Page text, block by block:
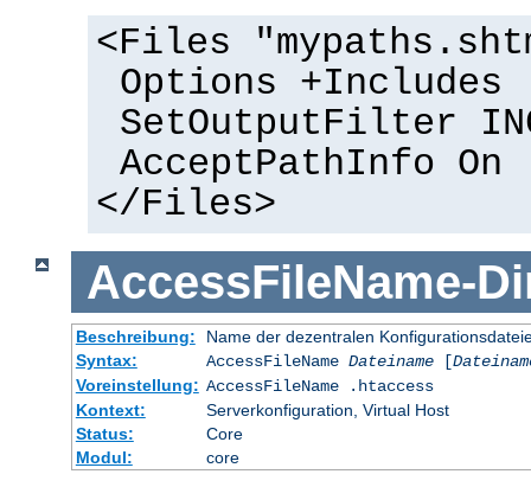
<Files
Options +Includes
SetOutputFilter
AcceptPathInfo On
</Files>
AccessFileName-
Beschreibung:
Name der dezentralen
Syntax:
AccessFileName Dateiname[
Voreinstellung: AccessFileName .htaccess
Kontext:
Serverkonfiguration, Virtual Host
Status:
Core
Modul:
core